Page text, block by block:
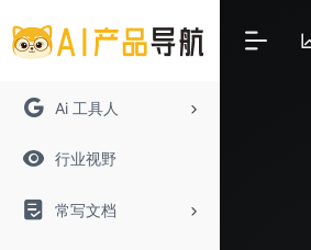
Ai 工具人
行业视野
常写文档